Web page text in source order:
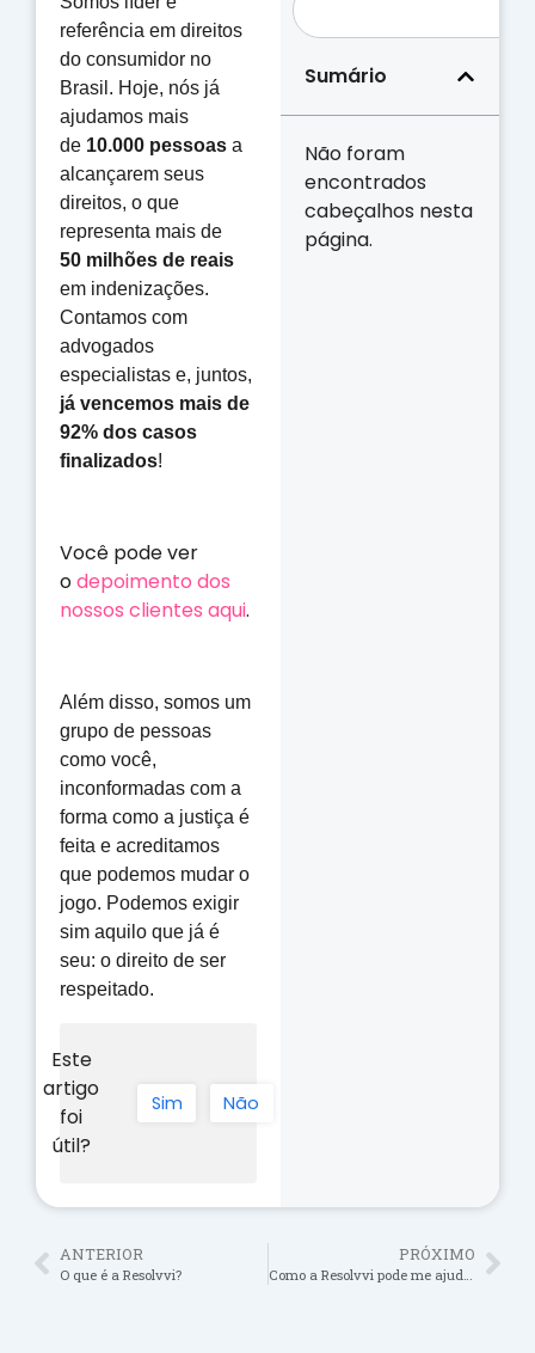
referência em direitos
do consumidor no
Brasil. Hoje, nós já
ajudamos mais
de 10.000 pessoas a
alcançarem seus
direitos, o que
representa mais de
50 milhões de reais
em indenizações.
Contamos com
advogados
especialistas e, juntos,
já vencemos mais de
92% dos casos
finalizados!
Você pode ver
odepoimento dos
nossos clientes aqui.
Além disso, somos um
grupo de pessoas
como você,
inconformadas com a
forma como a justiça é
feita e acreditamos
que podemos mudar o
jogo. Podemos exigir
sim aquilo que já é
seu: o direito de ser
respeitado.
Este
artigo
foi
útil?
Sim Não
Sumário
Não foram
encontrados
cabeçalhos nesta
página.
ANTERIOR
O que é a Resolvvi?
PRÓXIMO